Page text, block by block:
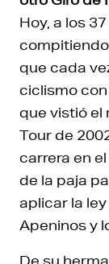
Hoy, a los
que cada
ciclismo
que vistió el
Tour de
carrera en
de la paja
aplicar la
Apeninos y
De su